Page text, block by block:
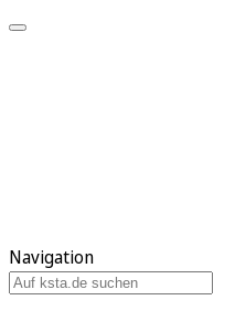
Navigation